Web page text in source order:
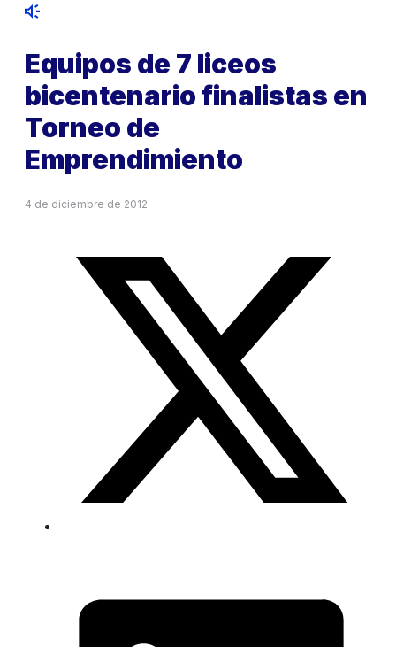
Equipos de 7 liceos
bicentenario finalistas en
Torneo de
Emprendimiento
4 de diciembre de 2012